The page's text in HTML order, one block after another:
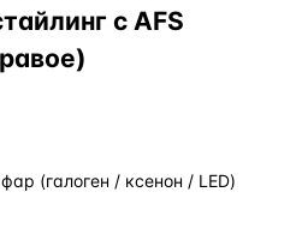
с AFS
(галоген / ксенон / LED)